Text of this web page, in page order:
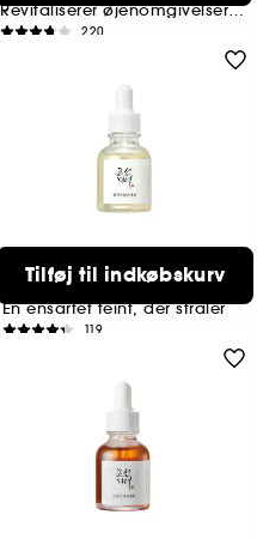
Revitaliserer øjenomgivelserne
220
Glow Deep Serum: Rice +
En ensartet teint, der stråler
119
Tilføj til indkøbskurv